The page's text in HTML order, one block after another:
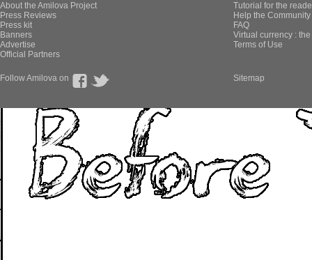
About the Amilova Project
Press Reviews
Press kit
Banners
Advertise
Official Partners
Tutorial for the
Help the
FAQ
Virtual currency :
Terms of Use
Follow Amilova on Sitemap